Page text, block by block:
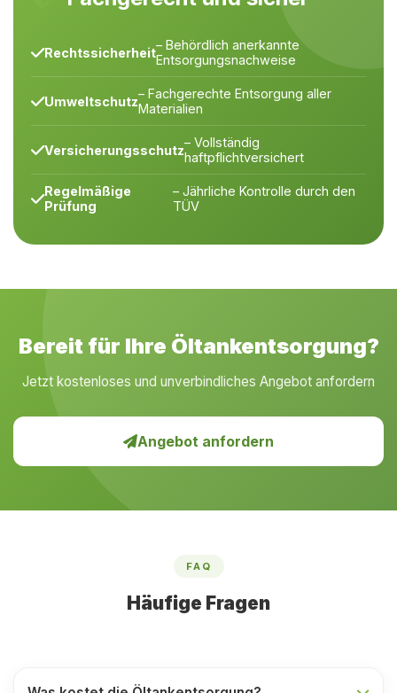
Rechtssicherheit– Behördlich anerkannte
Entsorgungsnachweise
Umweltschutz– Fachgerechte Entsorgung aller
Materialien
Versicherungsschutz– Vollständig
haftpflichtversichert
Regelmäßige
Prüfung
– Jährliche Kontrolle durch den
TÜV
Bereit für Ihre Öltankentsorgung?
Jetzt kostenloses und unverbindliches Angebot anfordern
Angebot anfordern
FAQ
Häufige Fragen